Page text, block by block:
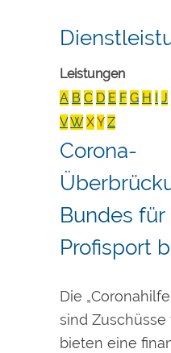
Leistungen
A B C D E F G H I J
VW XY Z
Corona-
Bundes für
Profisport
Die
sind
bieten eine